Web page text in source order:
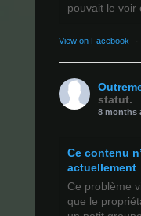
pouvait le voir
View on Facebook ·
statut.
8 months
Ce contenu
actuellement
Ce problème
que le